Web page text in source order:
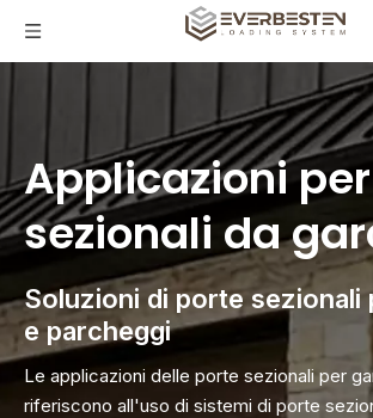
Applicazioni
sezionali da
Soluzioni di porte sezionali
e parcheggi
Le applicazioni delle porte sezionali per
riferiscono all'uso di sistemi di porte